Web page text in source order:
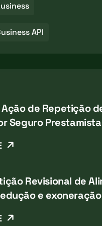
API
de Repetição
Seguro Prestamista
Revisional de
e